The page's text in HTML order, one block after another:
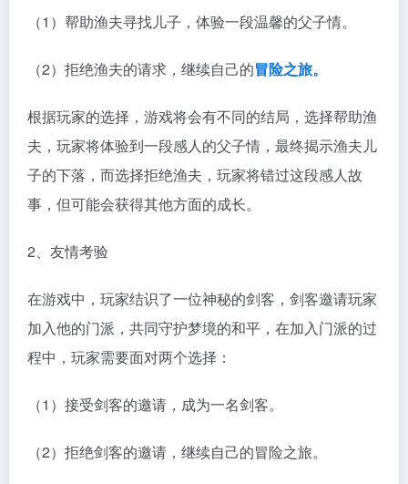
（1）帮助渔夫寻找儿子，体验一段温馨的父子情。
（2）拒绝渔夫的请求，继续自己的冒险之旅。
根据玩家的选择，游戏将会有不同的结局，选择帮助渔
夫，玩家将体验到一段感人的父子情，最终揭示渔夫儿
子的下落，而选择拒绝渔夫，玩家将错过这段感人故
事，但可能会获得其他方面的成长。
2、友情考验
在游戏中，玩家结识了一位神秘的剑客，剑客邀请玩家
加入他的门派，共同守护梦境的和平，在加入门派的过
程中，玩家需要面对两个选择：
（1）接受剑客的邀请，成为一名剑客。
（2）拒绝剑客的邀请，继续自己的冒险之旅。